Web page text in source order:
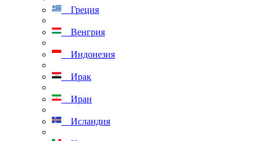
Греция
Венгрия
Индонезия
Ирак
Иран
Исландия